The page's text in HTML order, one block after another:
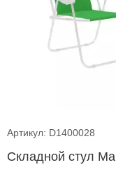
Наручные часы
Артикул: D1400028
Складной стул